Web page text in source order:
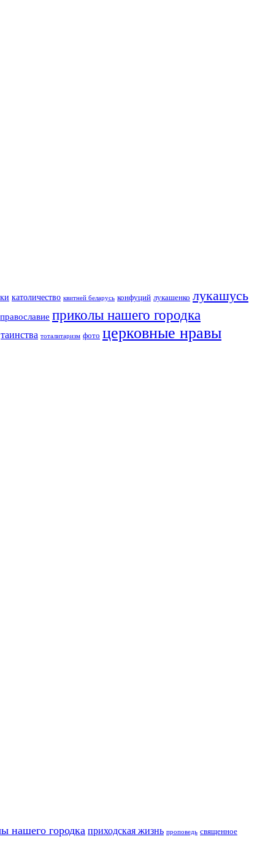
католичество квитней беларусь конфуций лукашенко лукашусь
православие приколы нашего городка
таинства тоталитаризм фото церковные нравы
нашего городка приходская жизнь проповедь священное